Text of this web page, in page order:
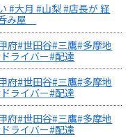
#大月 #山梨 #店長が 経
み屋
府#世田谷#三鷹#多摩地
ライバー#配達
府#世田谷#三鷹#多摩地
ライバー#配達
府#世田谷#三鷹#多摩地
ライバー#配達